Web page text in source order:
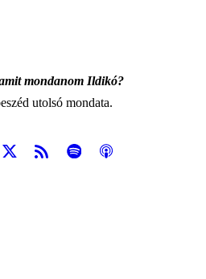
mondanom Ildikó?
utolsó mondata.